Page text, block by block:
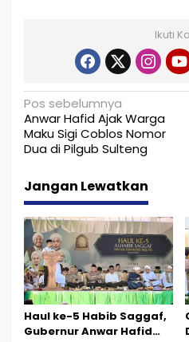
Ikuti
N
a
v
i
g
a
s
i
p
Pos sebelumnya
Anwar Hafid Ajak Warga
Maku Sigi Coblos Nomor
Dua di Pilgub Sulteng
Jangan Lewatkan
Haul ke-5 Habib Saggaf,
Gubernur Anwar Hafid